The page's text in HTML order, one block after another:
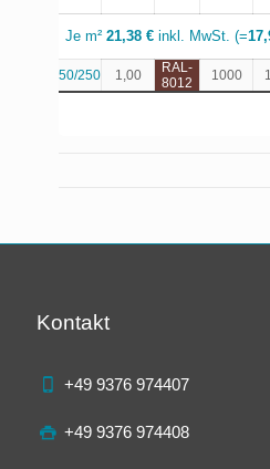
Je m² 21,38 € inkl. MwSt. (=
50/250 1,00
RAL-
8012
1000
Kontakt
+49 9376 974407
+49 9376 974408